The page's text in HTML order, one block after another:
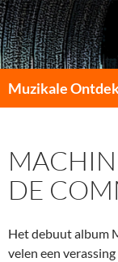
Muzikale
INHOUD
DE
Het debuut album
velen een